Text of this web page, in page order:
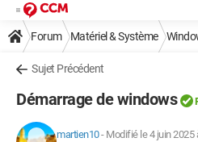
Forum Matériel & Système
Sujet Précédent
Démarrage de windows
martien10- Modifié le 4 juin 2025